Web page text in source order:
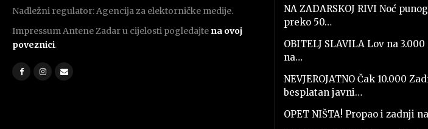
Nadležni regulator: Agencija za elektorničke medije.
Impressum Antene Zadar u cijelosti pogledajte na ovoj
poveznici.
NA ZADARSKOJ RIVI Noć
preko 50…
OBITELJ SLAVILA Lov na
na…
NEVJEROJATNO Čak 10.000
besplatan javni…
OPET NIŠTA! Propao i zadnji